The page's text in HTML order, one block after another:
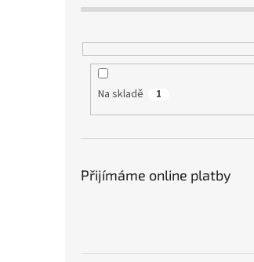
Na skladě 1
Přijímáme online platby